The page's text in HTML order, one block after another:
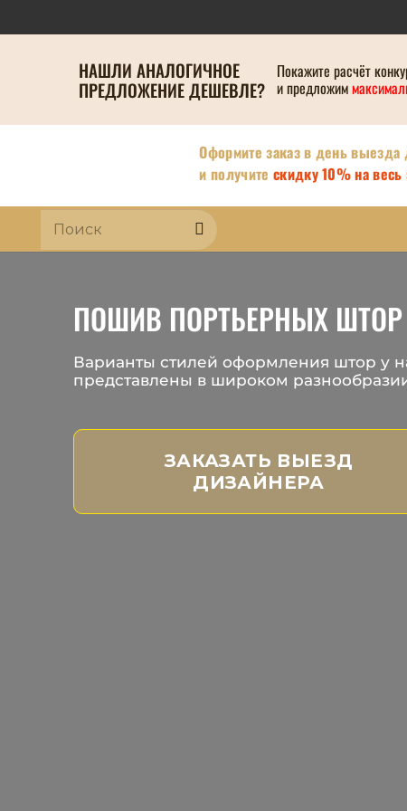
НАШЛИ АНАЛОГИЧНОЕ
ПРЕДЛОЖЕНИЕ ДЕШЕВЛЕ?
Покажите расчёт
и предложим
Оформите заказ в день выезда
и получите скидку 10% на весь
ПОШИВ ПОРТЬЕРНЫХ ШТОР
Варианты стилей оформления штор у
представлены в широком
ЗАКАЗАТЬ ВЫЕЗД
ДИЗАЙНЕРА